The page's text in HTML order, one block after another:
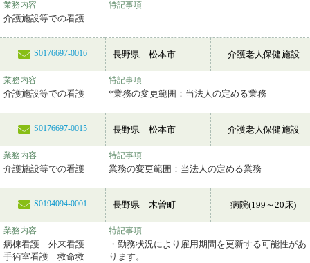
業務内容
介護施設等での看護
特記事項
S0176697-0016 長野県 松本市 介護老人保健施設
業務内容
介護施設等での看護
特記事項
*業務の変更範囲：当法人の定める業務
S0176697-0015 長野県 松本市 介護老人保健施設
業務内容
介護施設等での看護
特記事項
業務の変更範囲：当法人の定める業務
S0194094-0001 長野県 木曽町 病院(199～20床)
業務内容
病棟看護 外来看護
手術室看護 救命救
特記事項
・勤務状況により雇用期間を更新する可能性があ
ります。